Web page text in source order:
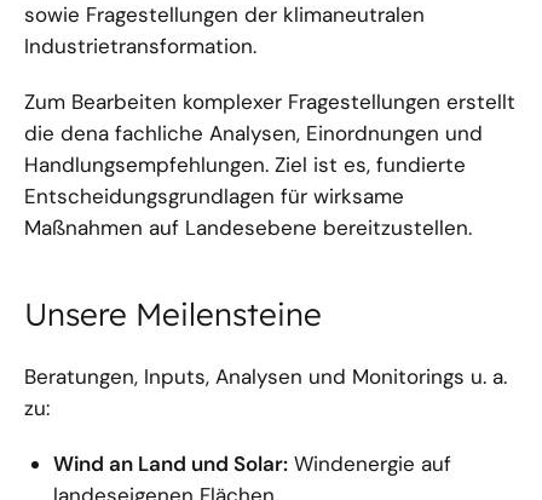
sowie Fragestellungen der klimaneutralen
Industrietransformation.
Zum Bearbeiten komplexer Fragestellungen erstellt
die dena fachliche Analysen, Einordnungen und
Handlungsempfehlungen. Ziel ist es, fundierte
Entscheidungsgrundlagen für wirksame
Maßnahmen auf Landesebene bereitzustellen.
Unsere Meilensteine
Beratungen, Inputs, Analysen und Monitorings u. a.
zu:
Wind an Land und Solar: Windenergie auf